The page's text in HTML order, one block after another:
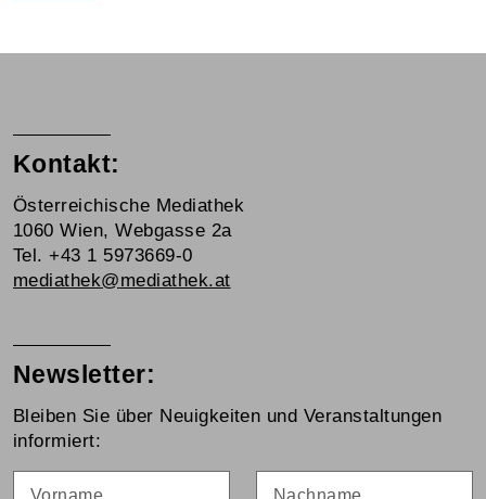
Kontakt:
Österreichische Mediathek
1060 Wien, Webgasse 2a
Tel. +43 1 5973669-0
mediathek@mediathek.at
Newsletter:
Bleiben Sie über Neuigkeiten und Veranstaltungen
informiert: